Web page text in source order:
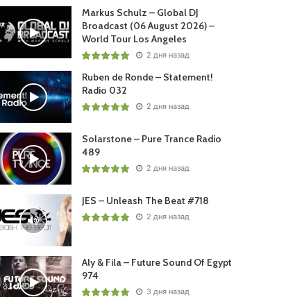
Markus Schulz – Global DJ
Broadcast (06 August 2026) –
World Tour Los Angeles
2 дня назад
Ruben de Ronde – Statement!
Radio 032
2 дня назад
Solarstone – Pure Trance Radio
489
2 дня назад
JES – Unleash The Beat #718
2 дня назад
Aly & Fila – Future Sound Of Egypt
974
3 дня назад